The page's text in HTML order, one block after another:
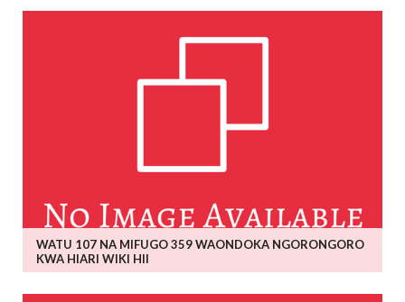
WATU 107 NA MIFUGO 359 WAONDOKA NGORONGORO
KWA HIARI WIKI HII